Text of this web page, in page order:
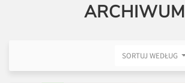
ARCHIWUM
SORTUJ WEDŁUG